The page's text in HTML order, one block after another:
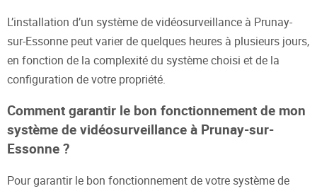
L’installation d’un système de vidéosurveillance à Prunay-
sur-Essonne peut varier de quelques heures à plusieurs jours,
en fonction de la complexité du système choisi et de la
configuration de votre propriété.
Comment garantir le bon fonctionnement de mon
système de vidéosurveillance à Prunay-sur-
Essonne ?
Pour garantir le bon fonctionnement de votre système de